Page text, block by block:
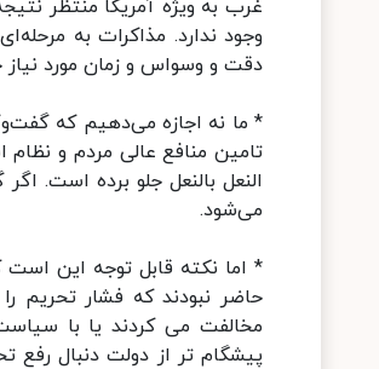
غرب به ویژه آمریکا منتظر
وجود ندارد. مذاکرات به
دقت و وسواس و زمان مورد نیاز
* ما نه اجازه می‌دهیم که
تامین منافع عالی مردم و
النعل بالنعل جلو برده است.
می‌شود.
* اما نکته قابل توجه این است
مخالفت می کردند یا با
پیشگام تر از دولت دنبال